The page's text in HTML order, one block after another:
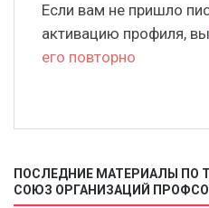
Если вам не пришло
активацию профиля, вы
его повторно
ПОСЛЕДНИЕ МАТЕРИАЛЫ ПО
СОЮЗ ОРГАНИЗАЦИЙ